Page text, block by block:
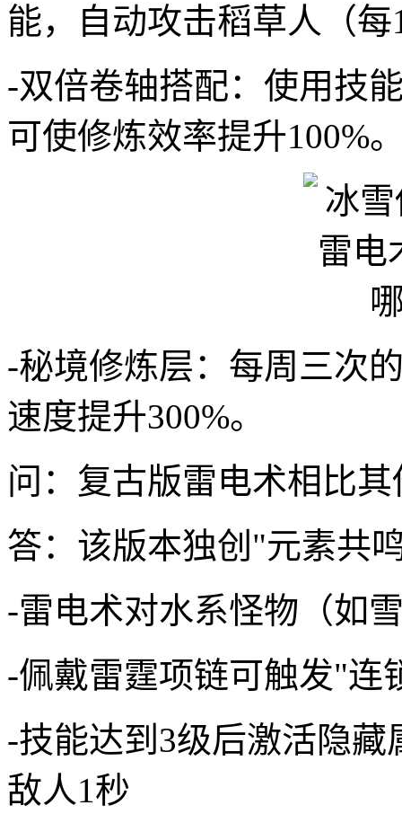
能，自动攻击稻草人（
-双倍卷轴搭配：使用技
可使修炼效率提升100%
-秘境修炼层：每周三次
速度提升300%。
问：复古版雷电术相比
答：该版本独创"元素共
-雷电术对水系怪物（如
-佩戴雷霆项链可触发"连
-技能达到3级后激活隐
敌人1秒